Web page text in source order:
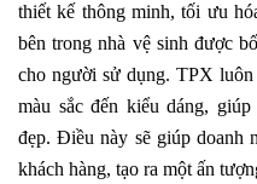
thiết kế thông minh, tối ưu
bên trong nhà vệ sinh được
cho người sử dụng. TPX
màu sắc đến kiểu dáng,
đẹp. Điều này sẽ giúp doanh
khách hàng, tạo ra một ấn